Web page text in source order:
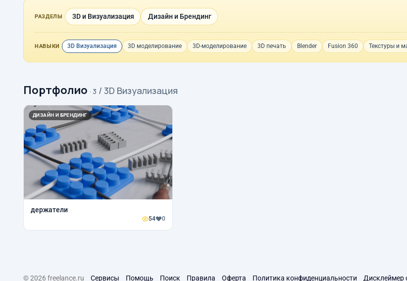
РАЗДЕЛЫ 3D и Визуализация Дизайн и Брендинг
НАВЫКИ 3D Визуализация 3D моделирование 3D-моделирование 3D печать Blender Fusion 360 Текстуры и
Портфолио · 3 / 3D Визуализация
ДИЗАЙН И БРЕНДИНГ
держатели
54 0
© 2026 freelance.ru Сервисы Помощь Поиск Правила Оферта Политика конфиденциальности Дисклеймер